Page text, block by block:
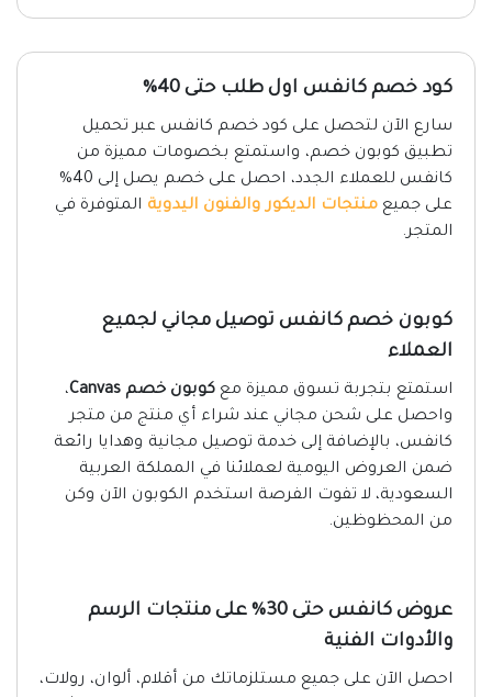
كود خصم كانفس اول طلب حتى 40%
سارع الآن لتحصل على كود خصم كانفس عبر تحميل
تطبيق كوبون خصم، واستمتع بخصومات مميزة من
كانفس للعملاء الجدد، احصل على خصم يصل إلى 40%
على جميع منتجات الديكور والفنون اليدوية المتوفرة في
المتجر.
كوبون خصم كانفس توصيل مجاني لجميع
العملاء
استمتع بتجربة تسوق مميزة مع كوبون خصم Canvas
،
واحصل على شحن مجاني عند شراء أي منتج من متجر
كانفس، بالإضافة إلى خدمة توصيل مجانية وهدايا رائعة
ضمن العروض اليومية لعملائنا في المملكة العربية
السعودية، لا تفوت الفرصة استخدم الكوبون الآن وكن
من المحظوظين.
عروض كانفس حتى 30% على منتجات الرسم
والأدوات الفنية
احصل الآن على جميع مستلزماتك من أقلام، ألوان، رولات،